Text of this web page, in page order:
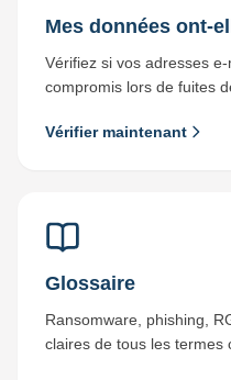
Mes données ont-
Vérifiez si vos adresses
compromis lors de fuites
Vérifier maintenant
Glossaire
Ransomware, phishing,
claires de tous les termes